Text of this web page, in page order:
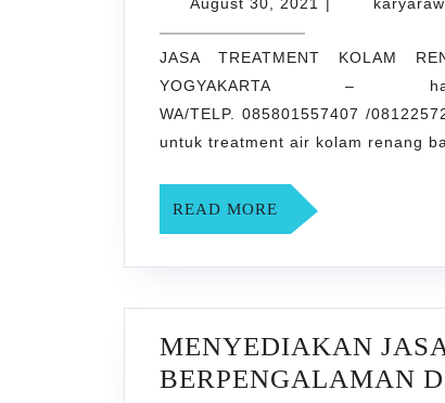
DI
JASA TREATMENT KOLAM
YOGYAKARTA –
WA/TELP. 085801557407 /
untuk treatment air kolam renang
READ MORE READ
MORE
MENYEDIAKAN
BERPENGALAMAN